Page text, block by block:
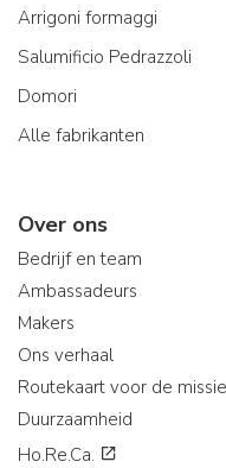
Arrigoni formaggi
Salumificio Pedrazzoli
Domori
Alle fabrikanten
Over ons
Bedrijf en team
Ambassadeurs
Makers
Ons verhaal
Routekaart voor de missie
Duurzaamheid
Ho.Re.Ca.